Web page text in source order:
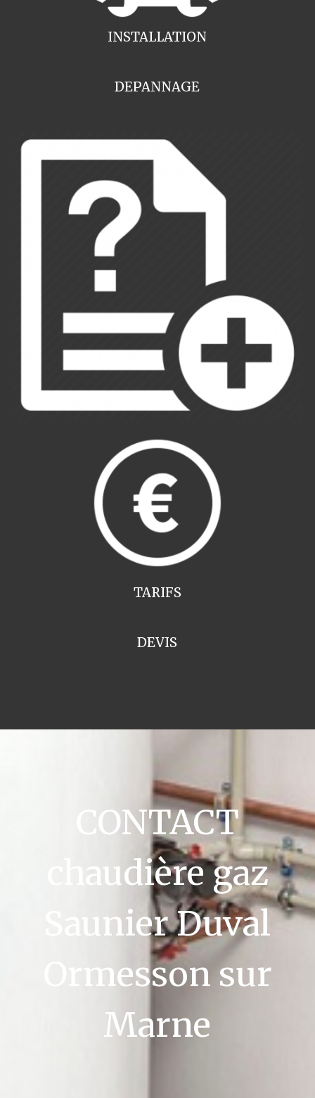
INSTALLATION
DEPANNAGE
TARIFS
DEVIS
CONTACT
chaudière gaz
Saunier Duval
Ormesson sur
Marne